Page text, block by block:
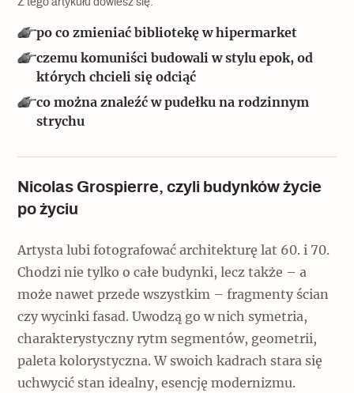
Popularne
Wskazówki idą w dobrą stronę
Varia
Memento dla modernizmu
Zabytek niejedno ma imię
Popularne
Niewykonalne? Nie dla Wawelu
Archeologia
Z tego artykułu dowiesz się:
po co zmieniać bibliotekę w hipermarket
czemu komuniści budowali w stylu epok, od
których chcieli się odciąć
co można znaleźć w pudełku na rodzinnym
strychu
Nicolas Grospierre, czyli budynków życie
po życiu
Artysta lubi fotografować architekturę lat 60. i 70.
Chodzi nie tylko o całe budynki, lecz także – a
może nawet przede wszystkim – fragmenty ścian
czy wycinki fasad. Uwodzą go w nich symetria,
charakterystyczny rytm segmentów, geometrii,
paleta kolorystyczna. W swoich kadrach stara się
uchwycić stan idealny, esencję modernizmu.